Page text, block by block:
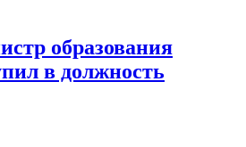
образования
в должность